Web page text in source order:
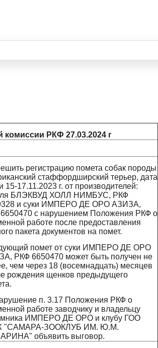
РКФ 27.03.2024 г
регистрацию помета собак породы
стаффордширский терьер, дата
15-17.11.2023 г. от производителей:
БЛЭКВУД ХОЛЛ НИМБУС, РКФ
и суки ИМПЕРО ДЕ ОРО АЗИЗА,
с нарушением Положения РКФ о
работе после предоставления
пакета документов на помет.
помет от суки ИМПЕРО ДЕ ОРО
РКФ 6650470 может быть получен не
чем через 18 (восемнадцать) месяцев
рождения щенков предыдущего
п. 3.17 Положения РКФ о
работе заводчику и владельцу
ИМПЕРО ДЕ ОРО и клубу ГОО
"САМАРА-ЗООКЛУБ ИМ. Ю.М.
объявить выговор.